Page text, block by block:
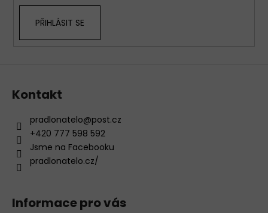
PŘIHLÁSIT SE
Kontakt
pradlonatelo@post.cz
+420 777 598 592
Jsme na Facebooku
pradlonatelo.cz/
Informace pro vás